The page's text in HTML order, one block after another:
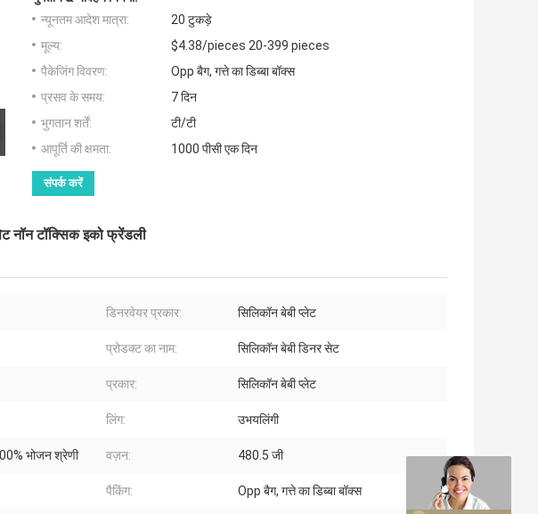
न्यूनतम आदेश मात्रा:
20 टुकड़े
मूल्य:
$4.38/pieces 20-399 pieces
पैकेजिंग विवरण:
Opp बैग, गत्ते का डिब्बा बॉक्स
प्रसव के समय:
7 दिन
भुगतान शर्तें:
टी/टी
आपूर्ति की क्षमता:
1000 पीसी एक दिन
संपर्क करें
नॉन टॉक्सिक इको फ्रेंडली
डिनरवेयर प्रकार: सिलिकॉन बेबी प्लेट
प्रोडक्ट का नाम: सिलिकॉन बेबी डिनर सेट
प्रकार: सिलिकॉन बेबी प्लेट
लिंग: उभयलिंगी
भोजन श्रेणी वज़न: 480.5 जी
पैकिंग: Opp बैग, गत्ते का डिब्बा बॉक्स